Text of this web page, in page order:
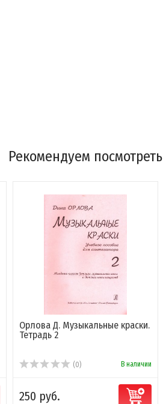
Рекомендуем посмотреть
Орлова Д. Музыкальные краски.
Тетрадь 2
(0) В наличии
250 руб.